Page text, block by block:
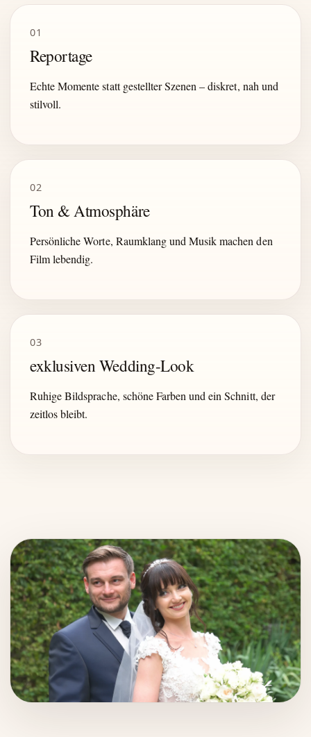
01
Reportage
Echte Momente statt gestellter Szenen – diskret, nah und
stilvoll.
02
Ton & Atmosphäre
Persönliche Worte, Raumklang und Musik machen den
Film lebendig.
03
exklusiven Wedding-Look
Ruhige Bildsprache, schöne Farben und ein Schnitt, der
zeitlos bleibt.